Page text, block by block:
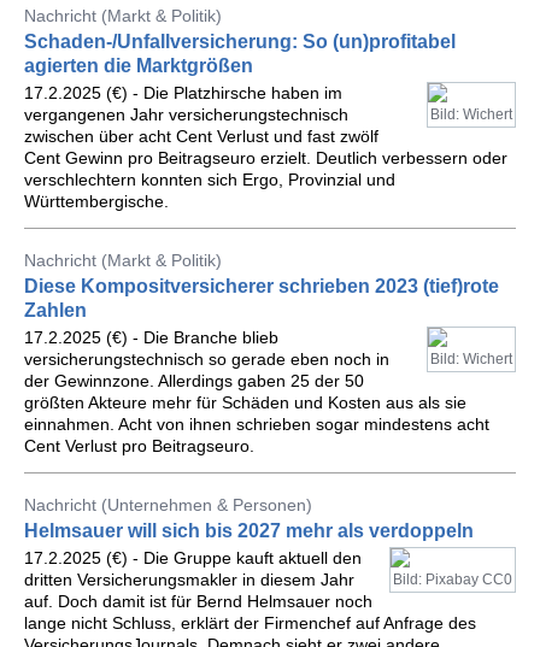
Nachricht (Markt & Politik)
Schaden-/Unfallversicherung: So (un)profitabel
agierten die Marktgrößen
Bild: Wichert
17.2.2025 (€) - Die Platzhirsche haben im
vergangenen Jahr versicherungstechnisch
zwischen über acht Cent Verlust und fast zwölf
Cent Gewinn pro Beitragseuro erzielt. Deutlich verbessern oder
verschlechtern konnten sich Ergo, Provinzial und
Württembergische.
Nachricht (Markt & Politik)
Diese Kompositversicherer schrieben 2023 (tief)rote
Zahlen
Bild: Wichert
17.2.2025 (€) - Die Branche blieb
versicherungstechnisch so gerade eben noch in
der Gewinnzone. Allerdings gaben 25 der 50
größten Akteure mehr für Schäden und Kosten aus als sie
einnahmen. Acht von ihnen schrieben sogar mindestens acht
Cent Verlust pro Beitragseuro.
Nachricht (Unternehmen & Personen)
Helmsauer will sich bis 2027 mehr als verdoppeln
Bild: Pixabay CC0
17.2.2025 (€) - Die Gruppe kauft aktuell den
dritten Versicherungsmakler in diesem Jahr
auf. Doch damit ist für Bernd Helmsauer noch
lange nicht Schluss, erklärt der Firmenchef auf Anfrage des